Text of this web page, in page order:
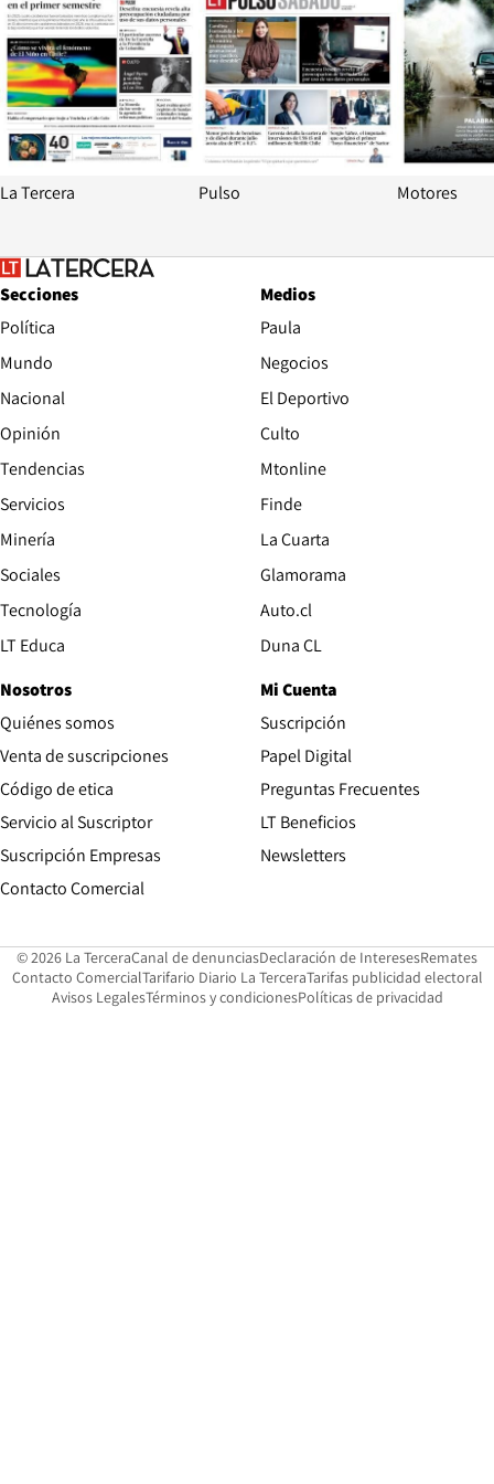
La Tercera Pulso Motores
Secciones
Política
Mundo
Nacional
Opinión
Tendencias
Servicios
Minería
Sociales
Tecnología
LT Educa
Medios
Paula
Negocios
El Deportivo
Culto
Mtonline
Finde
La Cuarta
Glamorama
Auto.cl
Duna CL
Nosotros
Quiénes somos
Venta de suscripciones
Código de etica Opens in new window
Servicio al Suscriptor
Suscripción Empresas
Contacto Comercial
Mi Cuenta
Suscripción
Papel Digital
Preguntas Frecuentes
LT Beneficios
Newsletters
© 2026 La TerceraCanal de denunciasOpens in new window
Declaración de InteresesOpens in
Remates
Contacto ComercialOpens in new window
Tarifario Diario La TerceraOpens in new window
Tarifas publicidad electoral
Avisos LegalesOpens in new window
Términos y condicionesPolíticas de privacidad